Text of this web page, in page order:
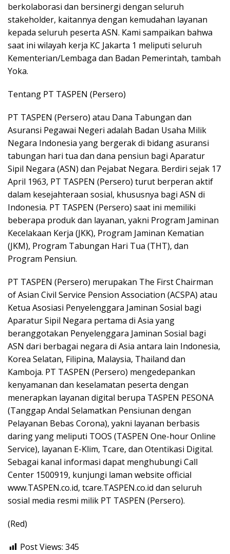
berkolaborasi dan bersinergi dengan seluruh
stakeholder, kaitannya dengan kemudahan layanan
kepada seluruh peserta ASN. Kami sampaikan bahwa
saat ini wilayah kerja KC Jakarta 1 meliputi seluruh
Kementerian/Lembaga dan Badan Pemerintah, tambah
Yoka.
Tentang PT TASPEN (Persero)
PT TASPEN (Persero) atau Dana Tabungan dan
Asuransi Pegawai Negeri adalah Badan Usaha Milik
Negara Indonesia yang bergerak di bidang asuransi
tabungan hari tua dan dana pensiun bagi Aparatur
Sipil Negara (ASN) dan Pejabat Negara. Berdiri sejak 17
April 1963, PT TASPEN (Persero) turut berperan aktif
dalam kesejahteraan sosial, khususnya bagi ASN di
Indonesia. PT TASPEN (Persero) saat ini memiliki
beberapa produk dan layanan, yakni Program Jaminan
Kecelakaan Kerja (JKK), Program Jaminan Kematian
(JKM), Program Tabungan Hari Tua (THT), dan
Program Pensiun.
PT TASPEN (Persero) merupakan The First Chairman
of Asian Civil Service Pension Association (ACSPA) atau
Ketua Asosiasi Penyelenggara Jaminan Sosial bagi
Aparatur Sipil Negara pertama di Asia yang
beranggotakan Penyelenggara Jaminan Sosial bagi
ASN dari berbagai negara di Asia antara lain Indonesia,
Korea Selatan, Filipina, Malaysia, Thailand dan
Kamboja. PT TASPEN (Persero) mengedepankan
kenyamanan dan keselamatan peserta dengan
menerapkan layanan digital berupa TASPEN PESONA
(Tanggap Andal Selamatkan Pensiunan dengan
Pelayanan Bebas Corona), yakni layanan berbasis
daring yang meliputi TOOS (TASPEN One-hour Online
Service), layanan E-Klim, Tcare, dan Otentikasi Digital.
Sebagai kanal informasi dapat menghubungi Call
Center 1500919, kunjungi laman website official
www.TASPEN.co.id, tcare.TASPEN.co.id dan seluruh
sosial media resmi milik PT TASPEN (Persero).
(Red)
Post Views: 345